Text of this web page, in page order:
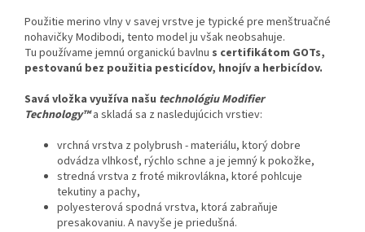
Použitie merino vlny v savej vrstve je typické pre menštruačné
nohavičky Modibodi, tento model ju však neobsahuje.
Tu používame jemnú organickú bavlnu s certifikátom GOTs,
pestovanú bez použitia pesticídov, hnojív a herbicídov.
Savá vložka využíva našu technológiu Modifier
Technology™a skladá sa z nasledujúcich vrstiev:
vrchná vrstva z polybrush - materiálu, ktorý dobre
odvádza vlhkosť, rýchlo schne a je jemný k pokožke,
stredná vrstva z froté mikrovlákna, ktoré pohlcuje
tekutiny a pachy,
polyesterová spodná vrstva, ktorá zabraňuje
presakovaniu. A navyše je priedušná.